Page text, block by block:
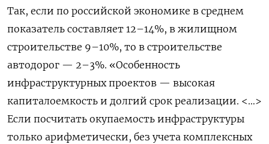
Так, если по российской экономике в среднем
показатель составляет 12–14%, в жилищном
строительстве 9–10%, то в строительстве
автодорог — 2–3%. «Особенность
инфраструктурных проектов — высокая
капиталоемкость и долгий срок реализации. <…>
Если посчитать окупаемость инфраструктуры
только арифметически, без учета комплексных